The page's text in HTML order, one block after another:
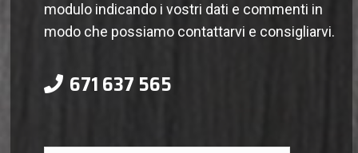
modulo indicando i vostri dati e commenti in
modo che possiamo contattarvi e consigliarvi.
671 637 565